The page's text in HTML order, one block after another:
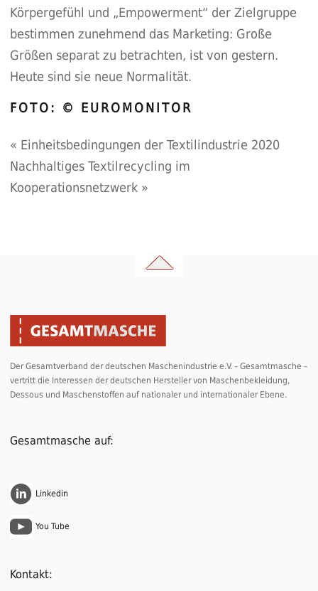
Körpergefühl und „Empowerment“ der Zielgruppe
bestimmen zunehmend das Marketing: Große
Größen separat zu betrachten, ist von gestern.
Heute sind sie neue Normalität.
FOTO: © EUROMONITOR
« Einheitsbedingungen der Textilindustrie 2020
Nachhaltiges Textilrecycling im
Kooperationsnetzwerk»
Der Gesamtverband der deutschen Maschenindustrie e.V. – Gesamtmasche –
vertritt die Interessen der deutschen Hersteller von Maschenbekleidung,
Dessous und Maschenstoffen auf nationaler und internationaler Ebene.
Gesamtmasche auf:
Linkedin
You Tube
Kontakt: